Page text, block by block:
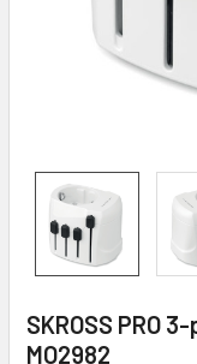
SKROSS PRO
MO2982